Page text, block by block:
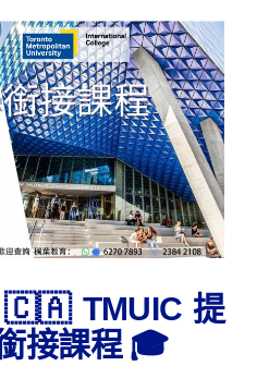
🇨🇦 TMUIC 提
接課程 🎓